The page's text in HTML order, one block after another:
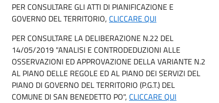
PER CONSULTARE GLI ATTI DI PIANIFICAZIONE E
GOVERNO DEL TERRITORIO, CLICCARE QUI
PER CONSULTARE LA DELIBERAZIONE N.22 DEL
14/05/2019 "ANALISI E CONTRODEDUZIONI ALLE
OSSERVAZIONI ED APPROVAZIONE DELLA VARIANTE N.2
AL PIANO DELLE REGOLE ED AL PIANO DEI SERVIZI DEL
PIANO DI GOVERNO DEL TERRITORIO (P.G.T.) DEL
COMUNE DI SAN BENEDETTO PO", CLICCARE QUI